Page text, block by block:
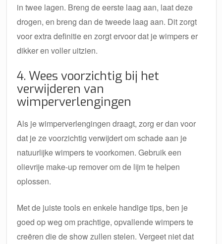
in twee lagen. Breng de eerste laag aan, laat deze
drogen, en breng dan de tweede laag aan. Dit zorgt
voor extra definitie en zorgt ervoor dat je wimpers er
dikker en voller uitzien.
4. Wees voorzichtig bij het
verwijderen van
wimperverlengingen
Als je wimperverlengingen draagt, zorg er dan voor
dat je ze voorzichtig verwijdert om schade aan je
natuurlijke wimpers te voorkomen. Gebruik een
olievrije make-up remover om de lijm te helpen
oplossen.
Met de juiste tools en enkele handige tips, ben je
goed op weg om prachtige, opvallende wimpers te
creëren die de show zullen stelen. Vergeet niet dat